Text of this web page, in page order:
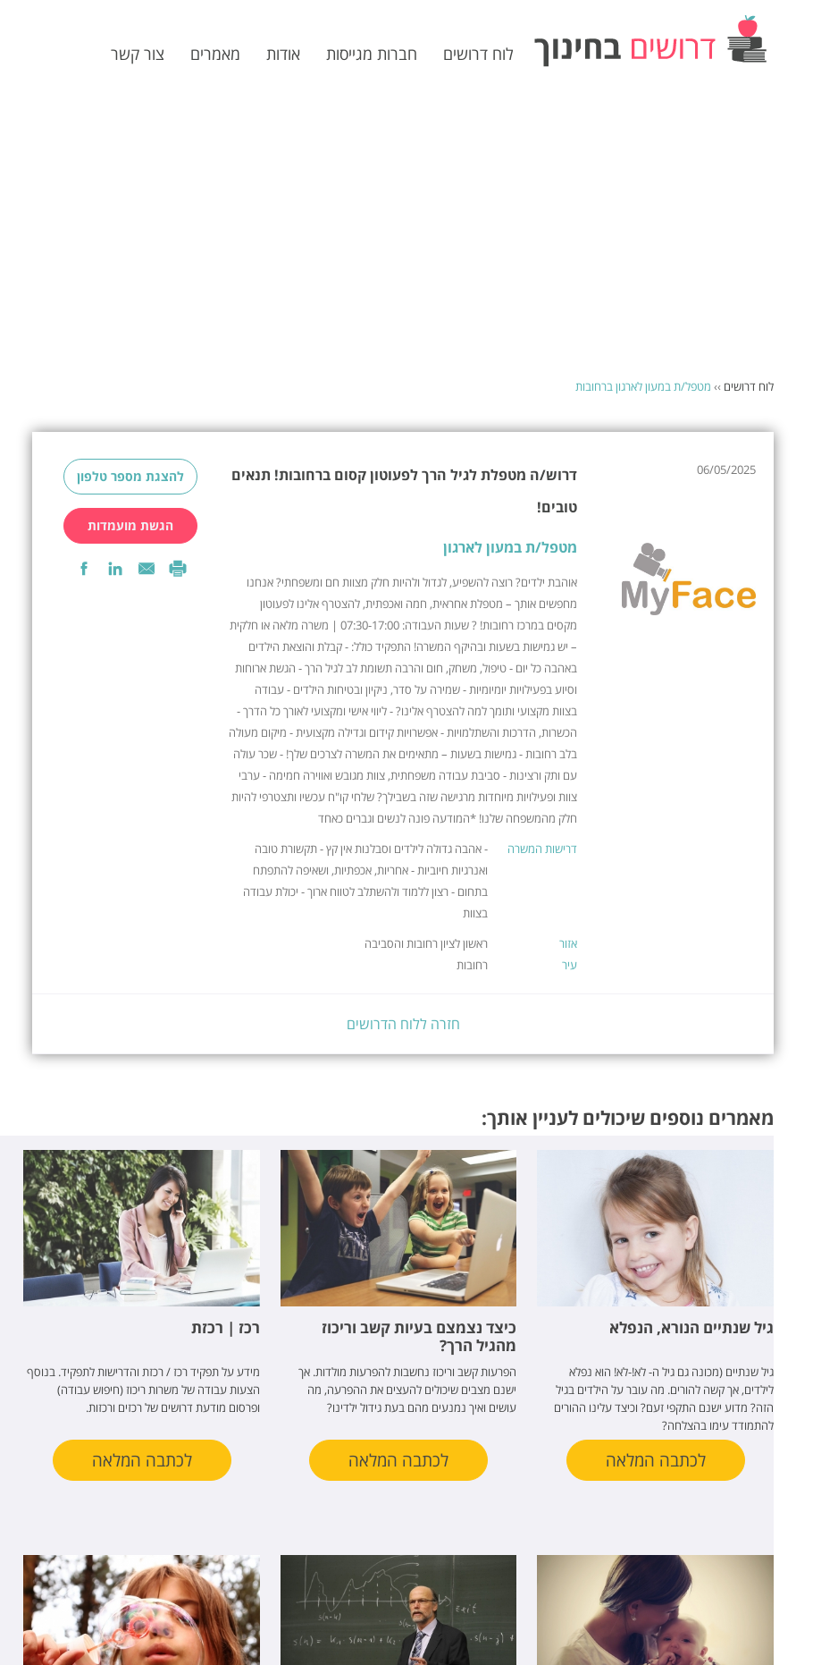
לוח דרושים חברות מגייסות אודות מאמרים צור קשר
לוח דרושים ›› מטפל/ת במעון לארגון ברחובות
06/05/2025
דרוש/ה מטפלת לגיל הרך לפעוטון קסום ברחובות! תנאים
טובים!
מטפל/ת במעון לארגון
אוהבת ילדים? רוצה להשפיע, לגדול ולהיות חלק מצוות חם ומשפחתי? אנחנו
מחפשים אותך – מטפלת אחראית, חמה ואכפתית, להצטרף אלינו לפעוטון
מקסים במרכז רחובות! ? שעות העבודה: 07:30-17:00 | משרה מלאה או חלקית
– יש גמישות בשעות ובהיקף המשרה! התפקיד כולל: - קבלת והוצאת הילדים
באהבה כל יום - טיפול, משחק, חום והרבה תשומת לב לגיל הרך - הגשת ארוחות
וסיוע בפעילויות יומיומיות - שמירה על סדר, ניקיון ובטיחות הילדים - עבודה
בצוות מקצועי ותומך למה להצטרף אלינו? - ליווי אישי ומקצועי לאורך כל הדרך -
הכשרות, הדרכות והשתלמויות - אפשרויות קידום וגדילה מקצועית - מיקום מעולה
בלב רחובות - גמישות בשעות – מתאימים את המשרה לצרכים שלך! - שכר עולה
עם ותק ורצינות - סביבת עבודה משפחתית, צוות מגובש ואווירה חמימה - ערבי
צוות ופעילויות מיוחדות מרגישה שזה בשבילך? שלחי קו"ח עכשיו ותצטרפי להיות
חלק מהמשפחה שלנו! *המודעה פונה לנשים וגברים כאחד
דרישות המשרה
- אהבה גדולה לילדים וסבלנות אין קץ - תקשורת טובה
ואנרגיות חיוביות - אחריות, אכפתיות, ושאיפה להתפתח
בתחום - רצון ללמוד ולהשתלב לטווח ארוך - יכולת עבודה
בצוות
אזור
ראשון לציון רחובות והסביבה
עיר
רחובות
להצגת מספר טלפון
הגשת מועמדות
חזרה ללוח הדרושים
מאמרים נוספים שיכולים לעניין אותך:
גיל שנתיים הנורא, הנפלא
גיל שנתיים (מכונה גם גיל ה- לא!-לא! הוא נפלא
לילדים, אך קשה להורים. מה עובר על הילדים בגיל
הזה? מדוע ישנם התקפי זעם? וכיצד עלינו ההורים
להתמודד עימו בהצלחה?
לכתבה המלאה
כיצד נצמצם בעיות קשב וריכוז
מהגיל הרך?
הפרעות קשב וריכוז נחשבות להפרעות מולדות. אך
ישנם מצבים שיכולים להעצים את ההפרעה, מה
עושים ואיך נמנעים מהם בעת גידול ילדינו?
לכתבה המלאה
רכז | רכזת
מידע על תפקיד רכז / רכזת והדרישות לתפקיד. בנוסף
הצעות עבודה של משרות ריכוז (חיפוש עבודה)
ופרסום מודעת דרושים של רכזים ורכזות.
לכתבה המלאה